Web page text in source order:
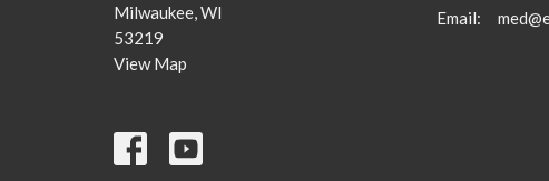
Milwaukee, WI
53219
View Map
Email: